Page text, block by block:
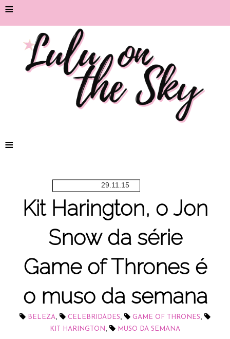
≡
≡
29.11.15
Kit Harington, o Jon
Snow da série
Game of Thrones é
o muso da semana
BELEZA, CELEBRIDADES, GAME OF THRONES,
KIT HARINGTON, MUSO DA SEMANA